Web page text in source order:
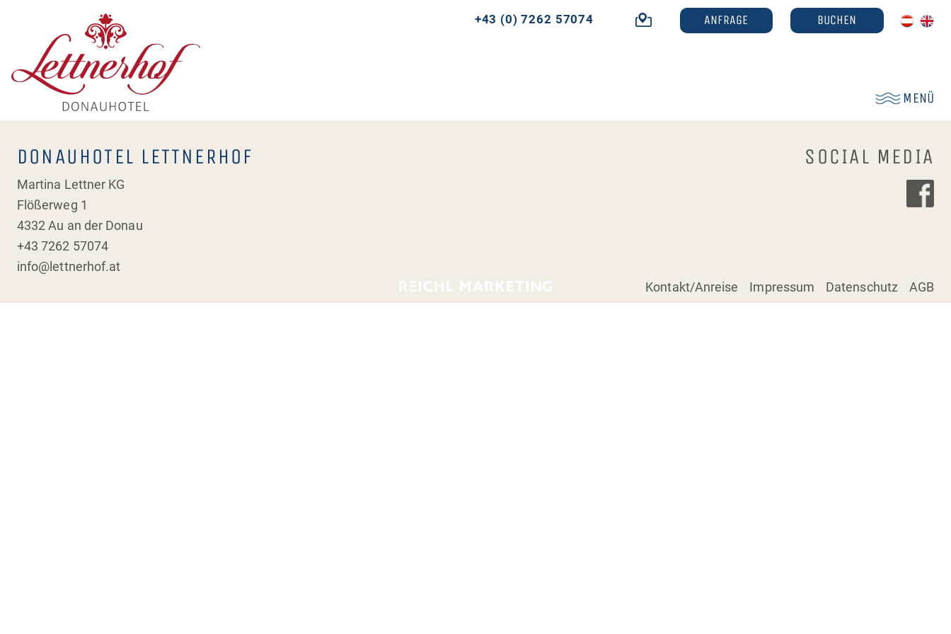
+43 (0) 7262 57074 ANFRAGE BUCHEN
MENÜ
DONAUHOTEL LETTNERHOF
Martina Lettner KG
Flößerweg 1
4332 Au an der Donau
+43 7262 57074
info@lettnerhof.at
SOCIAL MEDIA
Kontakt/Anreise Impressum Datenschutz AGB